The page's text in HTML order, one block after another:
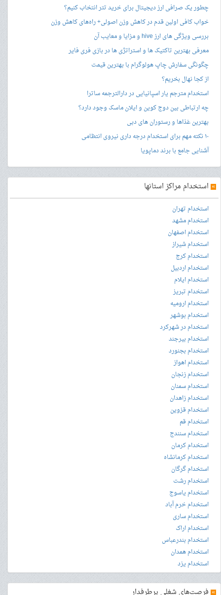
چطور یک صرافی ارز دیجیتال برای خرید تتر انتخاب کنیم؟
خواب کافی اولین قدم در کاهش وزن اصولی+ راه‌های کاهش وزن
بررسی ویژگی های ارز hive و مزایا و معایب آن
معرفی بهترین تاکتیک ها و استراتژی ها در بازی فری فایر
چگونگی سفارش چاپ هولوگرام با بهترین قیمت
از کجا نهال بخریم؟
استخدام مترجم یار اسپانیایی در دارالترجمه ساترا
چه ارتباطی بین دوج کوین و ایلان ماسک وجود دارد؟
بهترین غذاها و رستوران های دبی
۱۰ نکته مهم برای استخدام درجه داری نیروی انتظامی
آشنایی جامع با برند دماپویا
» استخدام مراکز استانها
استخدام تهران
استخدام مشهد
استخدام اصفهان
استخدام شیراز
استخدام کرج
استخدام اردبیل
استخدام ایلام
استخدام تبریز
استخدام ارومیه
استخدام بوشهر
استخدام در شهرکرد
استخدام بیرجند
استخدام بجنورد
استخدام اهواز
استخدام زنجان
استخدام سمنان
استخدام زاهدان
استخدام قزوین
استخدام قم
استخدام سنندج
استخدام کرمان
استخدام کرمانشاه
استخدام گرگان
استخدام رشت
استخدام یاسوج
استخدام خرم آباد
استخدام ساری
استخدام اراک
استخدام بندرعباس
استخدام همدان
استخدام یزد
» فرصت‌های شغلی پرطرفدار